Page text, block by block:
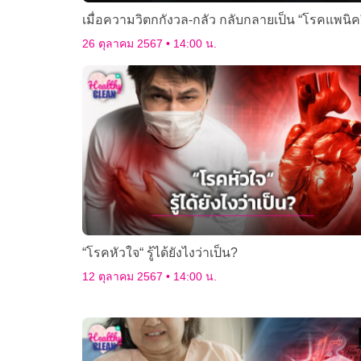
เมื่อความวิตกกังวล-กลัว กลับกลายเป็น “โรคแพนิค
26 ตุลาคม 2567 14:00 น.
“โรคหัวใจ“ รู้ได้ยังไงว่าเป็น?
12 ตุลาคม 2567 14:00 น.